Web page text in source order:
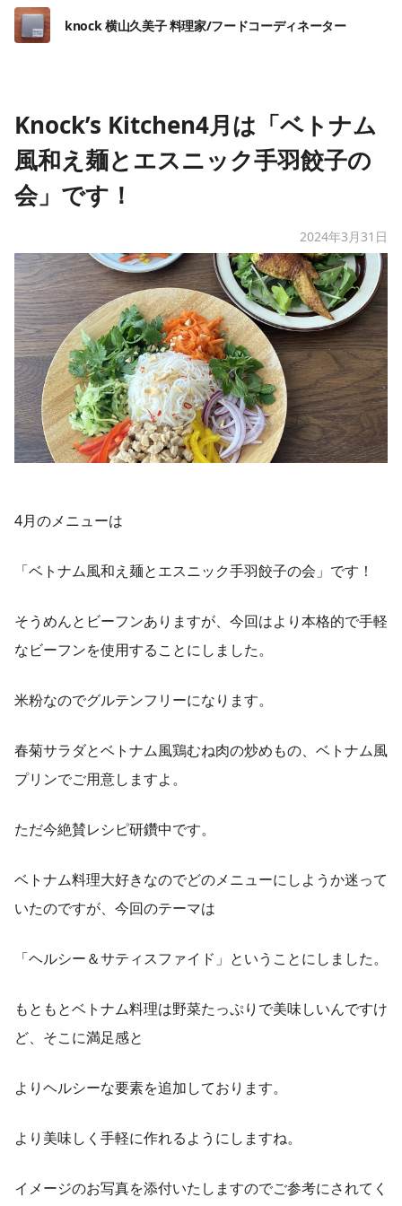
knock 横山久美子 料理家/フードコーディネーター
Knock’s Kitchen4月は「ベトナム
風和え麺とエスニック手羽餃子の
会」です！
2024年3月31日
4月のメニューは
「ベトナム風和え麺とエスニック手羽餃子の会」です！
そうめんとビーフンありますが、今回はより本格的で手軽
なビーフンを使用することにしました。
米粉なのでグルテンフリーになります。
春菊サラダとベトナム風鶏むね肉の炒めもの、ベトナム風
プリンでご用意しますよ。
ただ今絶賛レシピ研鑽中です。
ベトナム料理大好きなのでどのメニューにしようか迷って
いたのですが、今回のテーマは
「ヘルシー＆サティスファイド」ということにしました。
もともとベトナム料理は野菜たっぷりで美味しいんですけ
ど、そこに満足感と
よりヘルシーな要素を追加しております。
より美味しく手軽に作れるようにしますね。
イメージのお写真を添付いたしますのでご参考にされてく